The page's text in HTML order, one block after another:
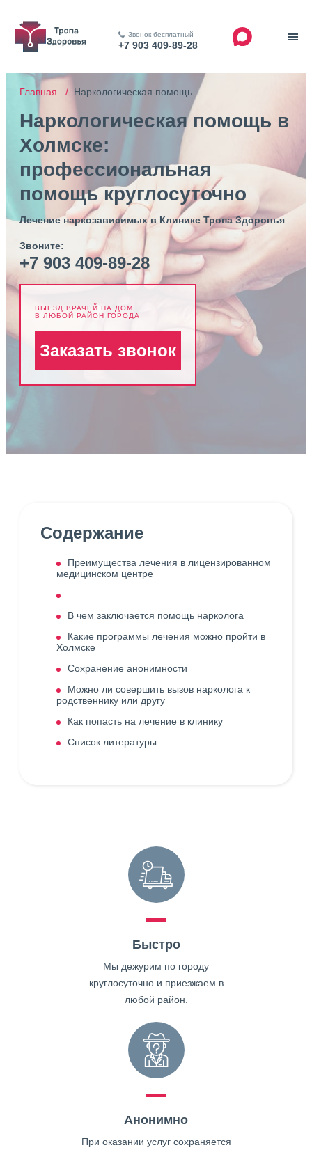
Звонок бесплатный
+7 903 409-89-28
Главная / Наркологическая помощь
Наркологическая помощь в
Холмске:
профессиональная
помощь круглосуточно
Лечение наркозависимых в Клинике Тропа Здоровья
Звоните:
+7 903 409-89-28
ВЫЕЗД ВРАЧЕЙ НА ДОМ
В ЛЮБОЙ РАЙОН ГОРОДА
Заказать звонок
Содержание
Преимущества лечения в лицензированном
медицинском центре
В чем заключается помощь нарколога
Какие программы лечения можно пройти в
Холмске
Сохранение анонимности
Можно ли совершить вызов нарколога к
родственнику или другу
Как попасть на лечение в клинику
Список литературы:
Быстро
Мы дежурим по городу
круглосуточно и приезжаем в
любой район.
Анонимно
При оказании услуг сохраняется